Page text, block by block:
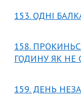
153. ОДНІ
158.
ГОДИНУ ЯК НЕ
159. ДЕНЬ